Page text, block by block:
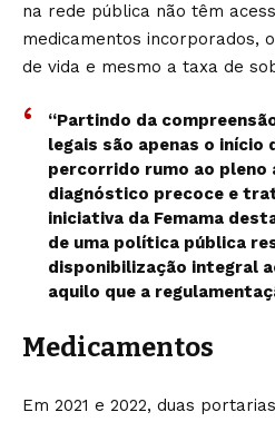
na rede pública não têm
medicamentos incorporados,
de vida e mesmo a taxa de
“Partindo da
legais são apenas o início
percorrido rumo ao pleno
diagnóstico precoce e
iniciativa da Femama
de uma política pública
disponibilização integral
aquilo que a
Medicamentos
Em 2021 e 2022, duas